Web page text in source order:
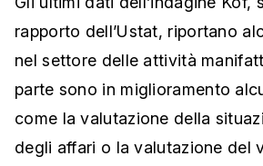
rapporto dell’Ustat, riportano
nel settore delle attività
parte sono in miglioramento
come la valutazione della
degli affari o la valutazione del